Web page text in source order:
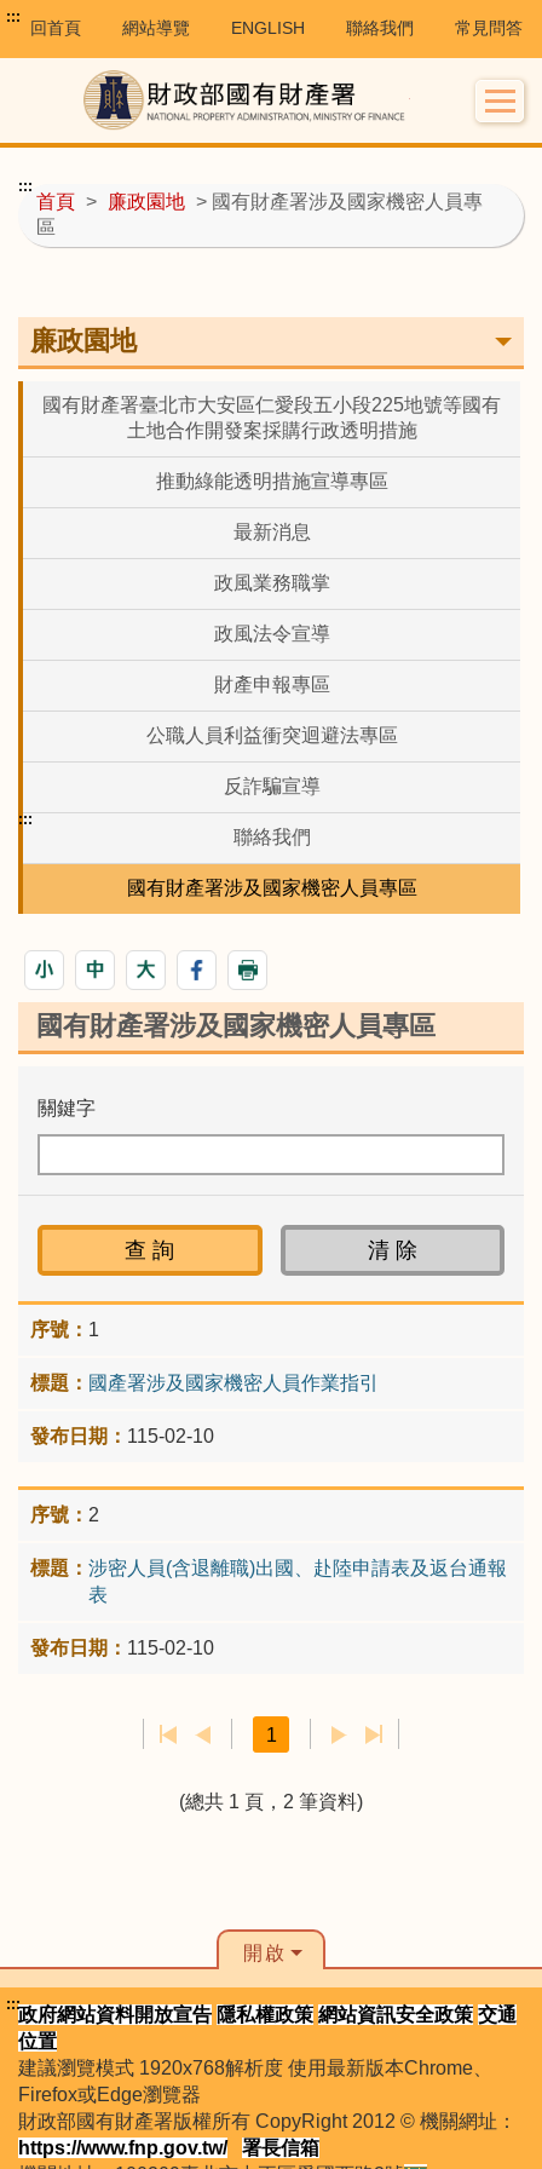
:::
回首頁 網站導覽 ENGLISH 聯絡我們 常見問答
首頁 > 廉政園地 > 國有財產署涉及國家機密人員專
區
:::
廉政園地
國有財產署臺北市大安區仁愛段五小段225地號等國有
土地合作開發案採購行政透明措施
推動綠能透明措施宣導專區
最新消息
政風業務職掌
政風法令宣導
財產申報專區
公職人員利益衝突迴避法專區
反詐騙宣導
聯絡我們
國有財產署涉及國家機密人員專區
:::
國有財產署涉及國家機密人員專區
關鍵字
1
國產署涉及國家機密人員作業指引
115-02-10
2
涉密人員(含退離職)出國、赴陸申請表及返台通報
表
115-02-10
1
(總共 1 頁，2 筆資料)
開啟
:::政府網站資料開放宣告 隱私權政策 網站資訊安全政策 交通
位置
建議瀏覽模式 1920x768解析度 使用最新版本Chrome、
Firefox或Edge瀏覽器
財政部國有財產署版權所有 CopyRight 2012 © 機關網址：
https://www.fnp.gov.tw/
署長信箱